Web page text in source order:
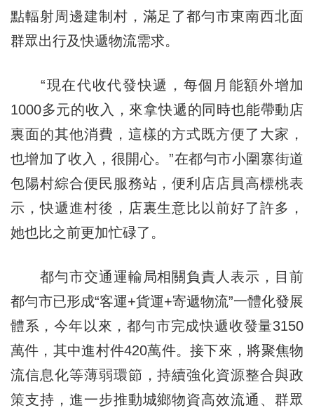
點輻射周邊建制村，滿足了都勻市東南西北面
群眾出行及快遞物流需求。
“現在代收代發快遞，每個月能額外增加
1000多元的收入，來拿快遞的同時也能帶動店
裏面的其他消費，這樣的方式既方便了大家，
也增加了收入，很開心。”在都勻市小圍寨街道
包陽村綜合便民服務站，便利店店員高標桃表
示，快遞進村後，店裏生意比以前好了許多，
她也比之前更加忙碌了。
都勻市交通運輸局相關負責人表示，目前
都勻市已形成“客運+貨運+寄遞物流”一體化發展
體系，今年以來，都勻市完成快遞收發量3150
萬件，其中進村件420萬件。接下來，將聚焦物
流信息化等薄弱環節，持續強化資源整合與政
策支持，進一步推動城鄉物資高效流通、群眾